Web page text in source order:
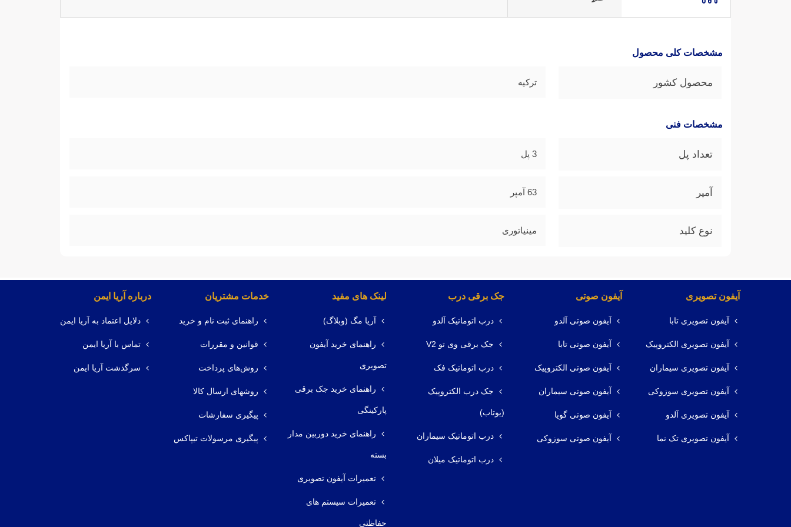
مشخصات کلی محصول
محصول کشور ترکیه
مشخصات فنی
تعداد پل 3 پل
آمپر 63 آمپر
نوع کلید مینیاتوری
آیفون تصویری
آیفون تصویری تابا
آیفون تصویری الکتروپیک
آیفون تصویری سیماران
آیفون تصویری سوزوکی
آیفون تصویری آلدو
آیفون تصویری تک نما
آیفون صوتی
آیفون صوتی آلدو
آیفون صوتی تابا
آیفون صوتی الکتروپیک
آیفون صوتی سیماران
آیفون صوتی گویا
آیفون صوتی سوزوکی
جک برقی درب
درب اتوماتیک آلدو
جک برقی وی تو V2
درب اتوماتیک فک
جک درب الکتروپیک
(یوتاب)
درب اتوماتیک سیماران
درب اتوماتیک میلان
لینک های مفید
آریا مگ (وبلاگ)
راهنمای خرید آیفون
تصویری
راهنمای خرید جک برقی
پارکینگی
راهنمای خرید دوربین مدار
بسته
تعمیرات آیفون تصویری
تعمیرات سیستم های
حفاظتی
خدمات مشتریان
راهنمای ثبت نام و خرید
قوانین و مقررات
روش‌های پرداخت
روشهای ارسال کالا
پیگیری سفارشات
پیگیری مرسولات تیپاکس
درباره آریا ایمن
دلایل اعتماد به آریا ایمن
تماس با آریا ایمن
سرگذشت آریا ایمن